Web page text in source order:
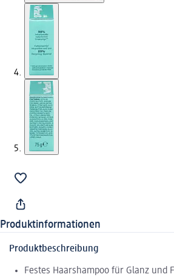
Produktinformationen
Produktbeschreibung
Festes Haarshampoo für Glanz und